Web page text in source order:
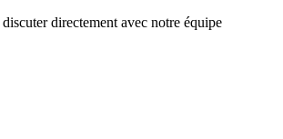
directement avec notre équipe